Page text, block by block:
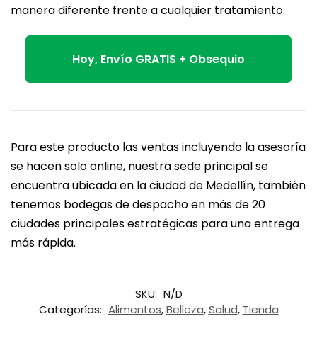
manera diferente frente a cualquier tratamiento.
Hoy, Envío GRATIS + Obsequio
Para este producto las ventas incluyendo la asesoría
se hacen solo online, nuestra sede principal se
encuentra ubicada en la ciudad de Medellín, también
tenemos bodegas de despacho en más de 20
ciudades principales estratégicas para una entrega
más rápida.
SKU: N/D
Categorías: Alimentos,Belleza,Salud, Tienda